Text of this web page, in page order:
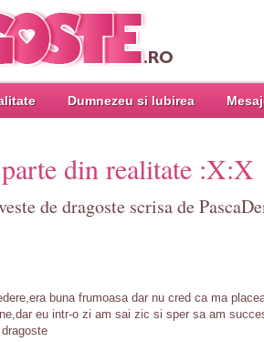
Dumnezeu si Iubirea
din realitate :X:X
de dragoste scrisa de
buna frumoasa dar nu cred ca ma
eu intr-o zi am sai zic si sper sa am